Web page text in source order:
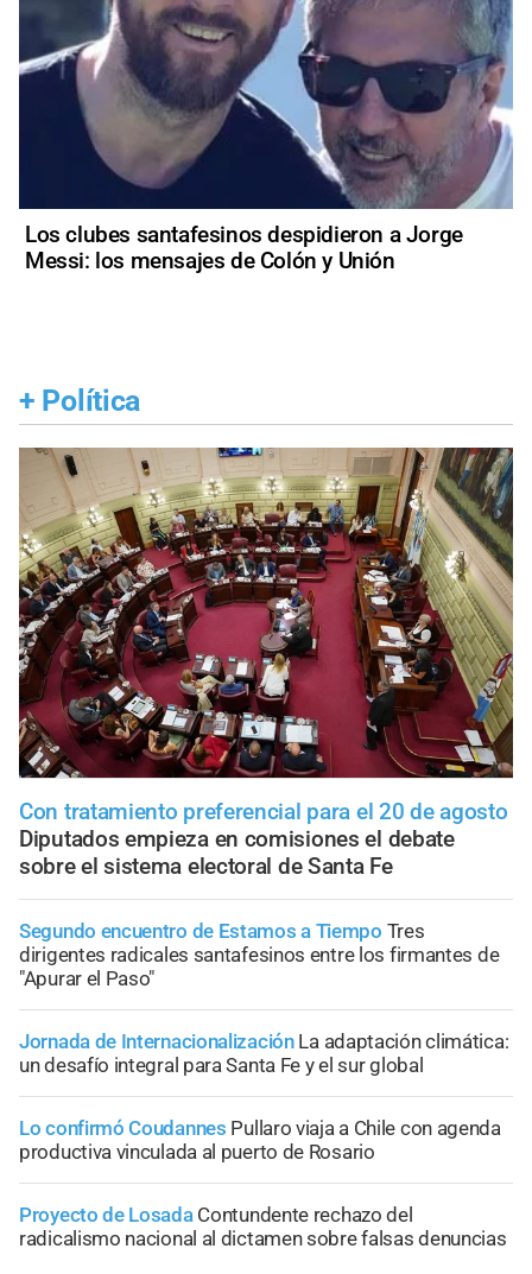
Los clubes santafesinos despidieron a Jorge
Messi: los mensajes de Colón y Unión
+ Política
Con tratamiento preferencial para el 20 de agosto
Diputados empieza en comisiones el debate
sobre el sistema electoral de Santa Fe
Segundo encuentro de Estamos a Tiempo Tres
dirigentes radicales santafesinos entre los firmantes de
"Apurar el Paso"
Jornada de Internacionalización La adaptación climática:
un desafío integral para Santa Fe y el sur global
Lo confirmó Coudannes Pullaro viaja a Chile con agenda
productiva vinculada al puerto de Rosario
Proyecto de Losada Contundente rechazo del
radicalismo nacional al dictamen sobre falsas denuncias